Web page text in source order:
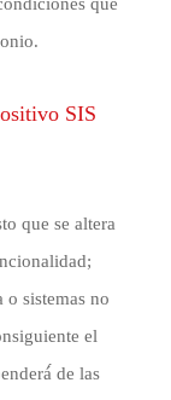
SIS
que se altera
o sistemas no
el
de las